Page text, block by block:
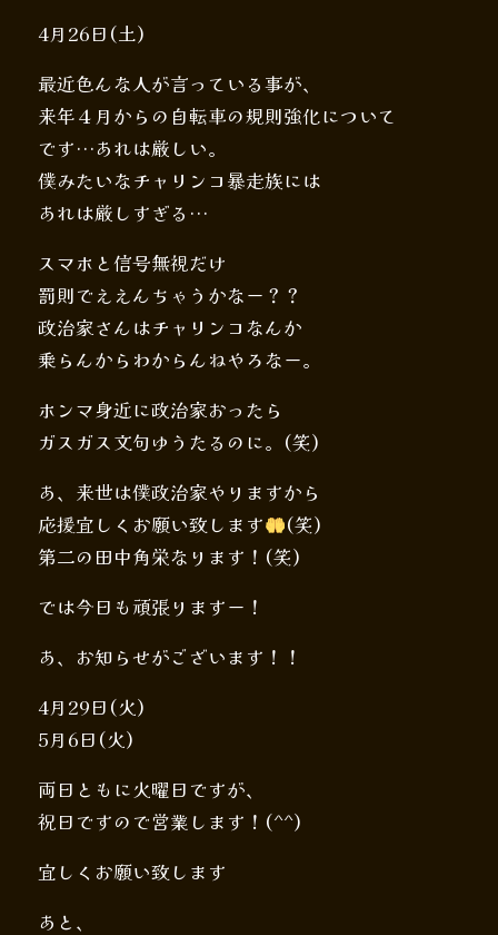
4月26日(土)
最近色んな人が言っている事が、
来年４月からの自転車の規則強化について
です…あれは厳しい。
僕みたいなチャリンコ暴走族には
あれは厳しすぎる…
スマホと信号無視だけ
罰則でええんちゃうかなー？？
政治家さんはチャリンコなんか
乗らんからわからんねやろなー。
ホンマ身近に政治家おったら
ガスガス文句ゆうたるのに。(笑)
あ、来世は僕政治家やりますから
応援宜しくお願い致します
(笑)
第二の田中角栄なります！(笑)
では今日も頑張りますー！
あ、お知らせがございます！！
4月29日(火)
5月6日(火)
両日ともに火曜日ですが、
祝日ですので営業します！(^^)
宜しくお願い致します
あと、